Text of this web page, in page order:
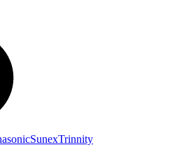
SunexTrinnity